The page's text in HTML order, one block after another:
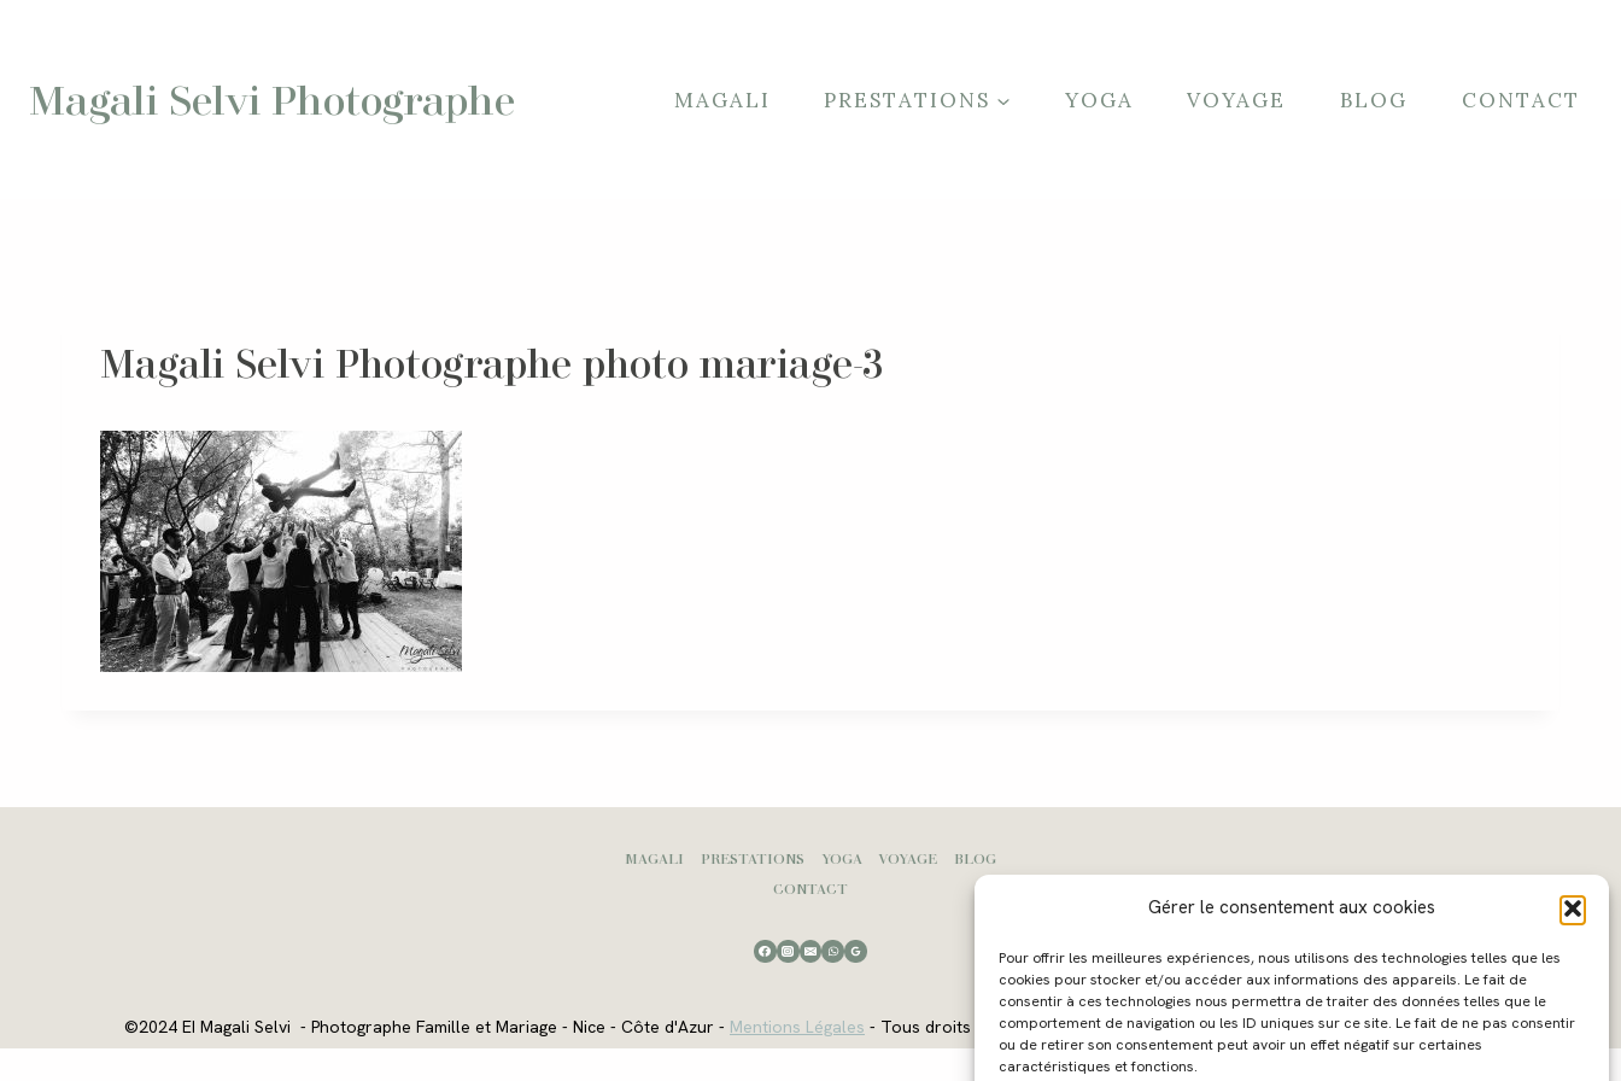
Gérer le consentement aux cookies
Pour offrir les meilleures expériences, nous utilisons des technologies telles que les
cookies pour stocker et/ou accéder aux informations des appareils. Le fait de
consentir à ces technologies nous permettra de traiter des données telles que le
comportement de navigation ou les ID uniques sur ce site. Le fait de ne pas consentir
ou de retirer son consentement peut avoir un effet négatif sur certaines
caractéristiques et fonctions.
Magali Selvi Photographe MAGALI PRESTATIONS YOGA VOYAGE BLOG CONTACT
Magali Selvi Photographe photo mariage-3
MAGALI PRESTATIONS YOGA VOYAGE
BLOG
CONTACT
©2024 EI Magali Selvi - Photographe Famille et Mariage - Nice - Côte d'Azur - Mentions Légales - Tous droits réservés - Webdesign :Caroline Liabot- Hébergement :Azur Média